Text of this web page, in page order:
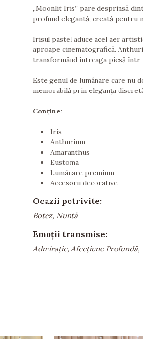
„Moonlit Iris” pare desprinsă
profund elegantă, creată pentru
Irisul pastel aduce acel aer
aproape cinematografică.
transformând întreaga piesă
Este genul de lumânare care nu
memorabilă prin eleganța
Conține:
Iris
Anthurium
Amaranthus
Eustoma
Lumânare premium
Accesorii decorative
Ocazii potrivite:
Botez, Nuntă
Emoții transmise:
Admirație, Afecțiune Profundă,